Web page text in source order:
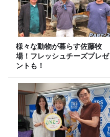
様々な動物が暮らす佐藤牧
場！フレッシュチーズプレゼ
ントも！